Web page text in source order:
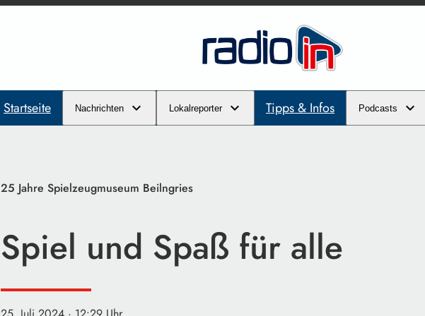
Startseite Nachrichten Lokalreporter Tipps & Infos Podcasts
25 Jahre Spielzeugmuseum Beilngries
Spiel und Spaß für alle